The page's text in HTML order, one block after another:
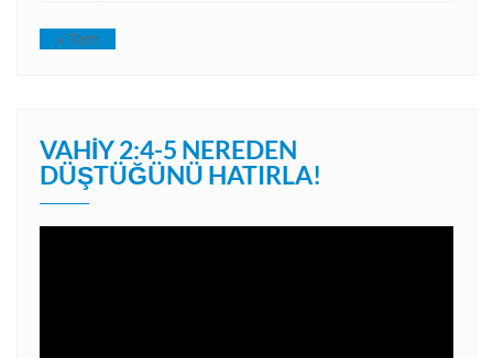
« Tem
VAHIY 2:4-5 NEREDEN
DÜŞTÜĞÜNÜ HATIRLA!